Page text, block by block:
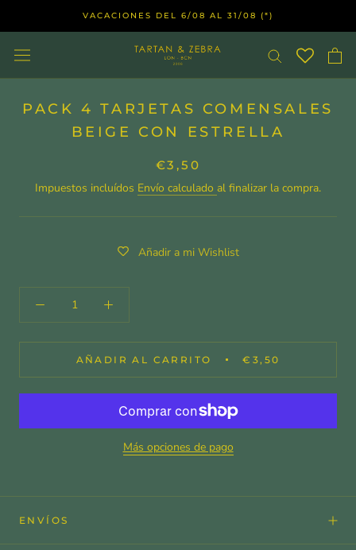
VACACIONES DEL 6/08 AL 31/08 (*)
PACK 4 TARJETAS COMENSALES
BEIGE CON ESTRELLA
€3,50
Impuestos incluídos Envío calculado al finalizar la compra.
Añadir a mi Wishlist
AÑADIR AL CARRITO €3,50
Más opciones de pago
ENVÍOS